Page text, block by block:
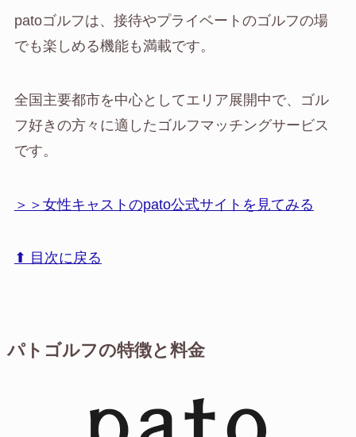
patoゴルフは、接待やプライベートのゴルフの場
でも楽しめる機能も満載です。
全国主要都市を中心としてエリア展開中で、ゴル
フ好きの方々に適したゴルフマッチングサービス
です。
＞＞女性キャストのpato公式サイトを見てみる
⬆︎ 目次に戻る
パトゴルフの特徴と料金